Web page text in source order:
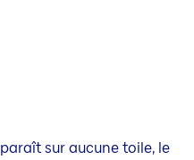
sur aucune toile, le